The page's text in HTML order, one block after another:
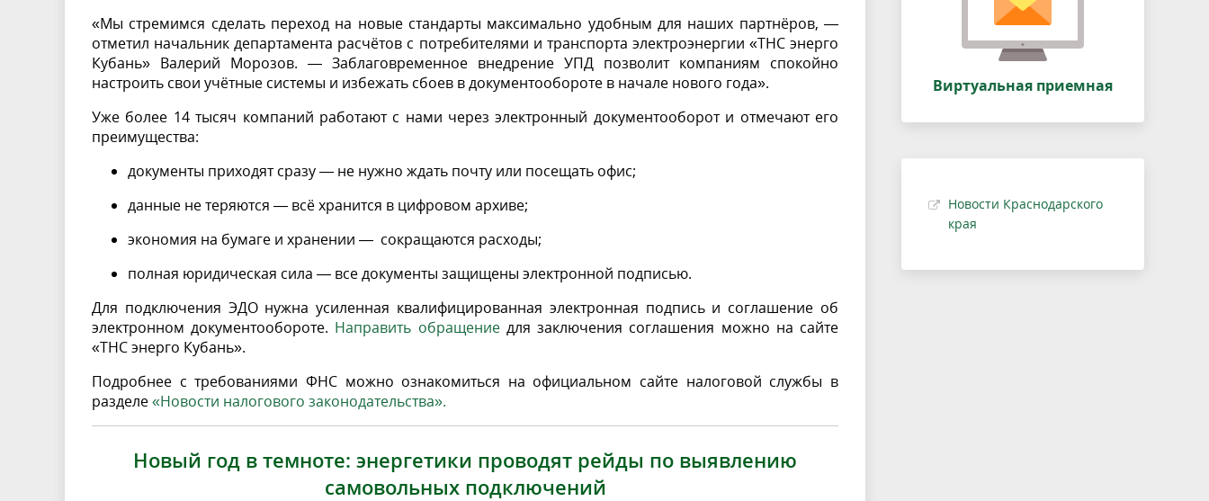
«Мы стремимся сделать переход на новые стандарты максимально удобным для наших партнёров, —
отметил начальник департамента расчётов с потребителями и транспорта электроэнергии «ТНС энерго
Кубань» Валерий Морозов. — Заблаговременное внедрение УПД позволит компаниям спокойно
настроить свои учётные системы и избежать сбоев в документообороте в начале нового года».
Уже более 14 тысяч компаний работают с нами через электронный документооборот и отмечают его
преимущества:
документы приходят сразу — не нужно ждать почту или посещать офис;
данные не теряются — всё хранится в цифровом архиве;
экономия на бумаге и хранении — сокращаются расходы;
полная юридическая сила — все документы защищены электронной подписью.
Для подключения ЭДО нужна усиленная квалифицированная электронная подпись и соглашение об
электронном документообороте. Направить обращение для заключения соглашения можно на сайте
«ТНС энерго Кубань».
Подробнее с требованиями ФНС можно ознакомиться на официальном сайте налоговой службы в
разделе«Новости налогового законодательства».
Новый год в темноте: энергетики проводят рейды по выявлению
самовольных подключений
Виртуальная приемная
Новости Краснодарского
края